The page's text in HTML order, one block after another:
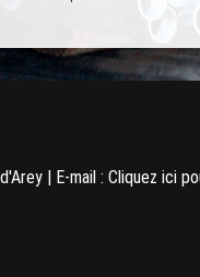
industriel à Lyon
| E-mail : Cliquez ici